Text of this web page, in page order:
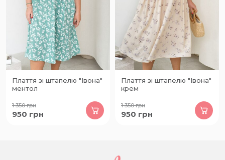
Плаття зі штапелю "Івона"
ментол
1 350грн
950 грн
Плаття зі штапелю "Івона"
крем
1 350грн
950 грн